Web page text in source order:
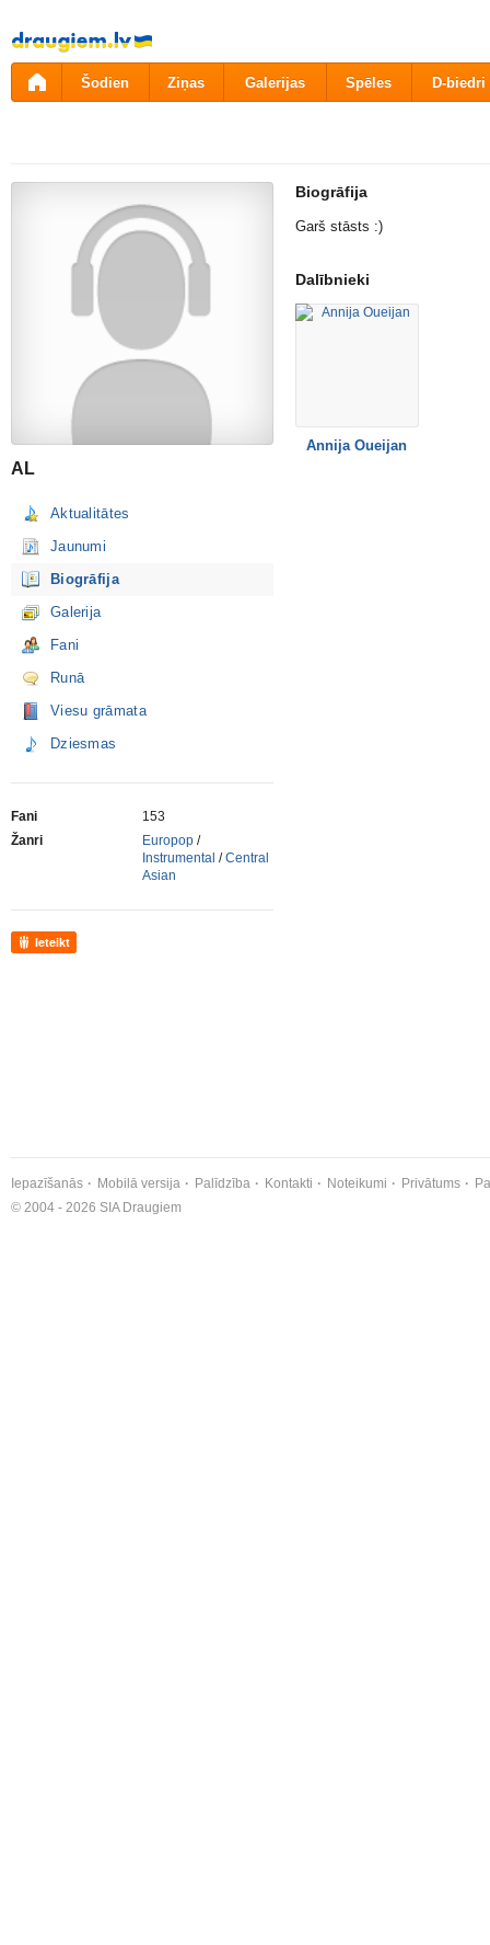
Pāriet
uz
saturu
Šodien Ziņas Galerijas Spēles D-biedri
AL
Aktualitātes
Jaunumi
Biogrāfija
Galerija
Fani
Runā
Viesu grāmata
Dziesmas
Fani
153
Žanri
Europop /
Instrumental /Central
Asian
Ieteikt
Biogrāfija
Garš stāsts :)
Dalībnieki
Annija Oueijan
Iepazīšanās Mobilā versija Palīdzība Kontakti Noteikumi Privātums
© 2004 - 2026 SIA Draugiem